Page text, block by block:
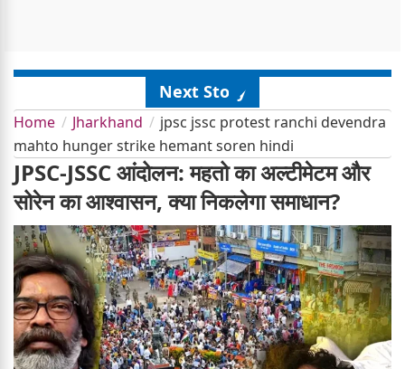
Next Story
Home Jharkhand
jpsc jssc protest ranchi devendra
mahto hunger strike hemant soren hindi
JPSC-JSSC आंदोलन: महतो का अल्टीमेटम और
सोरेन का आश्वासन, क्या निकलेगा समाधान?